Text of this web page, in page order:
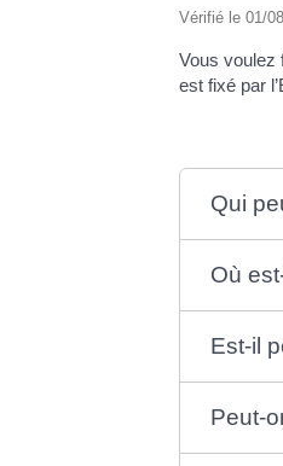
Vérifié le 01/
Vous voulez
est fixé par
Qui
Où
Est-il
Peut-